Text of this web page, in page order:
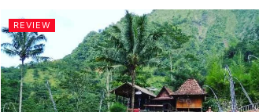
REVIEW